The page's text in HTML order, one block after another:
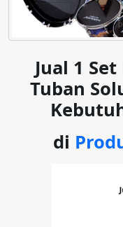
Jual 1
Tuban
di